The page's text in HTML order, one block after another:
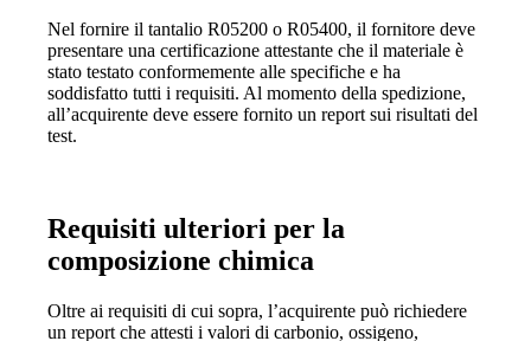
Nel fornire il tantalio R05200 o R05400, il fornitore deve
presentare una certificazione attestante che il materiale è
stato testato conformemente alle specifiche e ha
soddisfatto tutti i requisiti. Al momento della spedizione,
all’acquirente deve essere fornito un report sui risultati del
test.
Requisiti ulteriori per la
composizione chimica
Oltre ai requisiti di cui sopra, l’acquirente può richiedere
un report che attesti i valori di carbonio, ossigeno,